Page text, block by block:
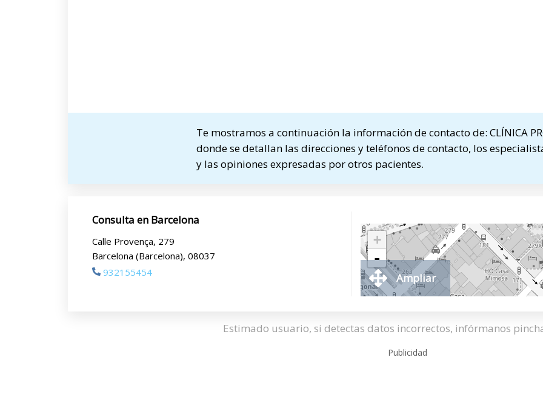
Te mostramos a continuación la información de contacto de: CLÍNICA
donde se detallan las direcciones y teléfonos de contacto, los
y las opiniones expresadas por otros pacientes.
Consulta en Barcelona
Calle Provença, 279
Barcelona (Barcelona), 08037
932155454
+
-
Ampliar
Estimado usuario, si detectas datos incorrectos, infórmanos
Publicidad